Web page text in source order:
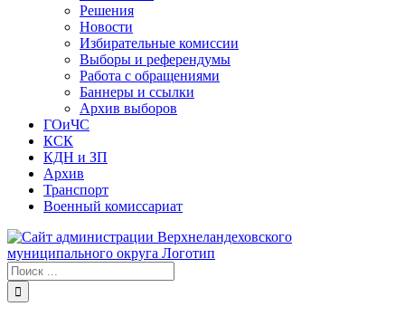
Решения
Новости
Избирательные комиссии
Выборы и референдумы
Работа с обращениями
Баннеры и ссылки
Архив выборов
ГОиЧС
КСК
КДН и ЗП
Архив
Транспорт
Военный комиссариат
Результат
поиска: